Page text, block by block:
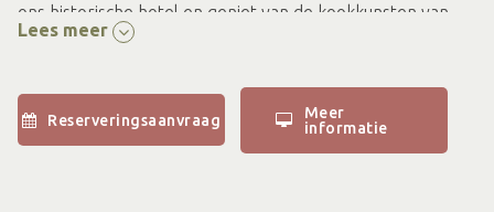
ons historische hotel en geniet van de kookkunsten van
het keukenteam van Chef Bjorn Massop. Een lekker (live
cooking) ontbijt mag ook niet ontbreken. Je ontvangt bij
jouw reservering een knooppuntenkaart van de
Achterhoek. De keuze is reuze! Dus we geven je ook alvast
Lees meer
Reserveringsaanvraag
Meer
informatie